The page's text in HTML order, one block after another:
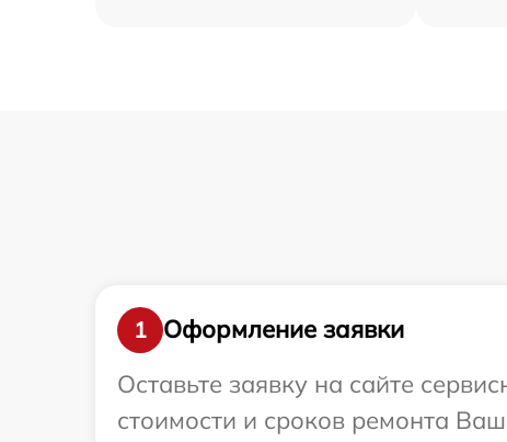
1
Оформление заявки
Оставьте заявку на сайте
стоимости и сроков ремонта